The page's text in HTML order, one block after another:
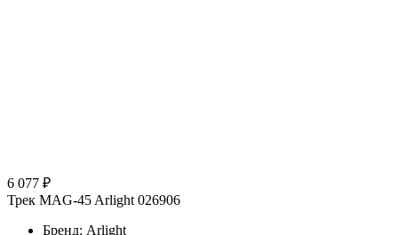
6 077 ₽
Трек MAG-45 Arlight 026906
Бренд: Arlight